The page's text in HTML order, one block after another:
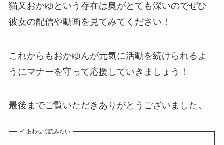
猫又おかゆという存在は奥がとても深いのでぜひ
彼女の配信や動画を見てみてください！
これからもおかゆんが元気に活動を続けられるよ
うにマナーを守って応援していきましょう！
最後までご覧いただきありがとうございました。
あわせて読みたい